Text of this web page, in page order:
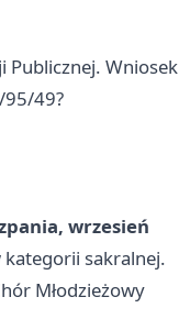
Wniosek
49?
wrzesień
kategorii sakralnej.
Młodzieżowy